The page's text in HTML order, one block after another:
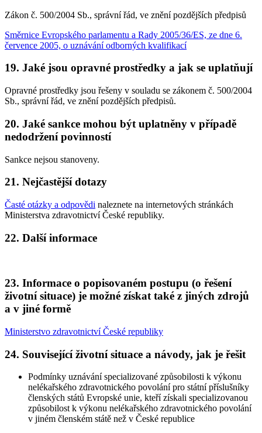
Zákon č. 500/2004 Sb., správní řád, ve znění pozdějších předpisů
Směrnice Evropského parlamentu a Rady 2005/36/ES, ze dne 6.
července 2005, o uznávání odborných kvalifikací
19. Jaké jsou opravné prostředky a jak se uplatňují
Opravné prostředky jsou řešeny v souladu se zákonem č. 500/2004
Sb., správní řád, ve znění pozdějších předpisů.
20. Jaké sankce mohou být uplatněny v případě
nedodržení povinností
Sankce nejsou stanoveny.
21. Nejčastější dotazy
Časté otázky a odpovědi naleznete na internetových stránkách
Ministerstva zdravotnictví České republiky.
22. Další informace
23. Informace o popisovaném postupu (o řešení
životní situace) je možné získat také z jiných zdrojů
a v jiné formě
Ministerstvo zdravotnictví České republiky
24. Související životní situace a návody, jak je řešit
Podmínky uznávání specializované způsobilosti k výkonu
nelékařského zdravotnického povolání pro státní příslušníky
členských států Evropské unie, kteří získali specializovanou
způsobilost k výkonu nelékařského zdravotnického povolání
v jiném členském státě než v České republice